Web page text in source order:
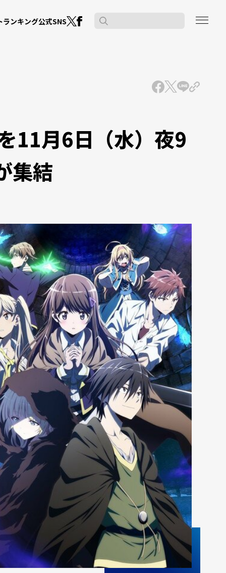
ランキング公式SNS
11月6日（水）夜9
集結